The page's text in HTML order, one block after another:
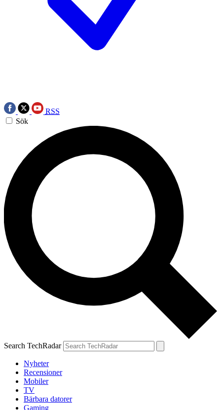
RSS
Sök
Search TechRadar
Nyheter
Recensioner
Mobiler
TV
Bärbara datorer
Gaming